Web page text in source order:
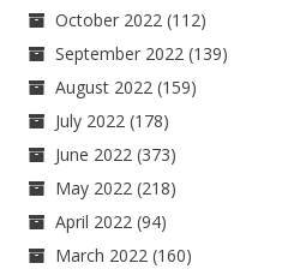
October 2022 (112)
September 2022 (139)
August 2022 (159)
July 2022 (178)
June 2022 (373)
May 2022 (218)
April 2022 (94)
March 2022 (160)